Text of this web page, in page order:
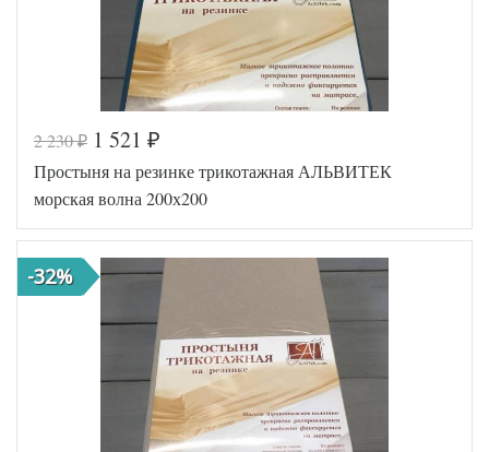
Код товара
517-092
Артикул
AL460704
8009291
Ткань
Трикотаж
Размер
простыни
200х200
(на
резинке)
Производитель
АльВиТек
(Россия)
2 230₽ 1 521 ₽
Простыня на резинке трикотажная АЛЬВИТЕК
морская волна 200х200
-32%